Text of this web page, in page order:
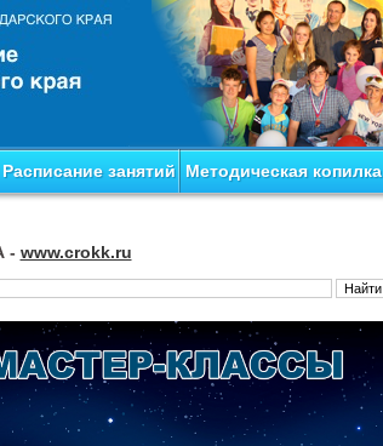
Расписание занятий Методическая копилка
- www.crokk.ru